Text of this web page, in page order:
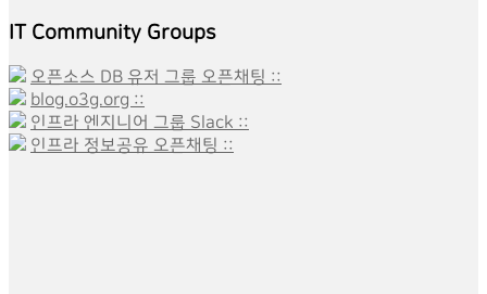
IT Community Groups
오픈소스 DB 유저 그룹 오픈채팅 ::
blog.o3g.org ::
인프라 엔지니어 그룹 Slack ::
인프라 정보공유 오픈채팅 ::